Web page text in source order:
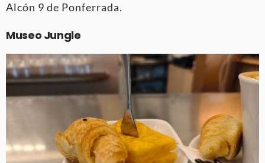
Alcón 9 de Ponferrada.
Museo Jungle